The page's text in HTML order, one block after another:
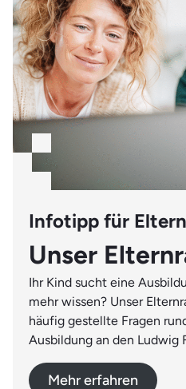
Infotipp für
Unser
Ihr Kind sucht eine
mehr wissen? Unser
häufig gestellte Fragen
Ausbildung an den Ludwig
Mehr erfahren